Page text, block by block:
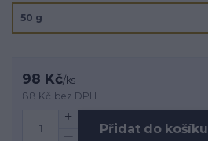
98 Kč/ks
88 Kč bez DPH
Přidat do košíku